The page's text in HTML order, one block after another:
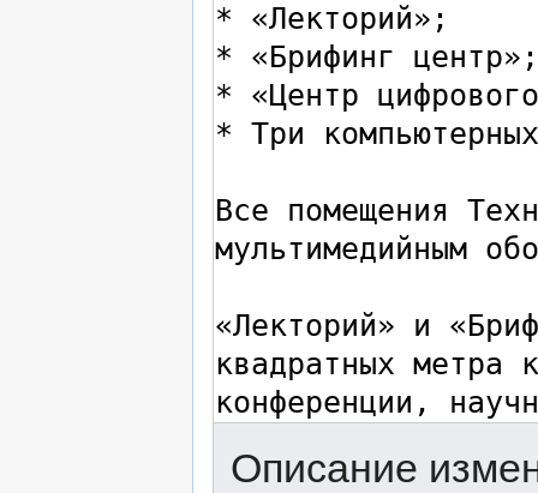
Описание